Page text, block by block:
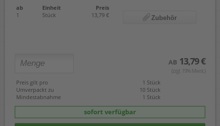
ab Einheit
Preis
1
Stück 13,79 € Zubehör
AB 13,79 €
(zzgl. 19% Mwst.)
Preis gilt pro
1 Stück
Umverpackt zu
10 Stück
Mindestabnahme
1 Stück
sofort verfügbar